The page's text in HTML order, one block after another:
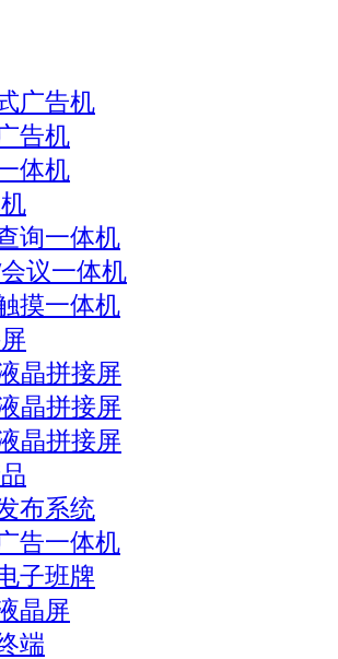
广告机
告机
体机
询一体机
议一体机
摸一体机
晶拼接屏
晶拼接屏
晶拼接屏
布系统
告一体机
子班牌
晶屏
端